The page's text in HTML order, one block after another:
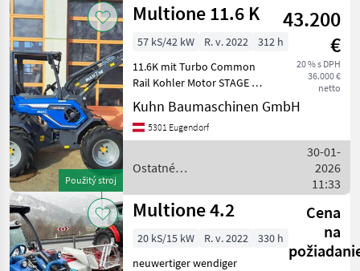
Kategória 4 Krajina Filtre
AKTUÁLNA
CESTA
poľnohospodárska
technika
Ostatne
Polnohospodarske
Silove Stroje
Majerske
Multione
VYBRAŤ
KATEGÓRIU
Resetovať
Zobraziť 7
výsledkov
Použitý stroj
Multione 11.6 K
43.200
€
20 % s DPH
36.000 €
netto
57 kS/42 kW R. v. 2022
312 h
11.6K mit Turbo Common
Rail Kohler Motor STAGE V 2
Arbeitsscheinwerfer vorne 2
Geschwindigkeiten 4 WD
mit hydrostatischen direkt
und p
Kuhn Baumaschinen GmbH
5301 Eugendorf
Ostatné
stroje / Multione
30-01-
2026
11:33
Multione 4.2
Cena
na
20 kS/15 kW R. v. 2022
330 h
neuwertiger wendiger